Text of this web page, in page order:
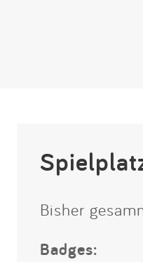
Bisher
Badges: